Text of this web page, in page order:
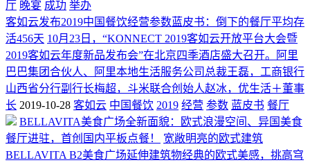
厅 晚宴 成功 举办
客如云发布2019中国餐饮经营参数蓝皮书：倒下的餐厅平均存
活456天 10月23日，“KONNECT 2019客如云开放平台大会暨
2019客如云年度新品发布会”在北京四季酒店盛大召开。阿里
巴巴集团合伙人、阿里本地生活服务公司总裁王磊，工商银行
山西省分行副行长梅超，斗米联合创始人赵冰，优生活＋董事
长 2019-10-28 客如云 中国餐饮 2019 经营 参数 蓝皮书 餐厅
BELLAVITA美食广场全新面貌：欧式浪漫空间、异国美食
餐厅进驻，首创国内平板点餐！
宽敞明亮的欧式建筑
BELLAVITA B2美食广场延伸建筑物经典的欧式美感，挑高穹